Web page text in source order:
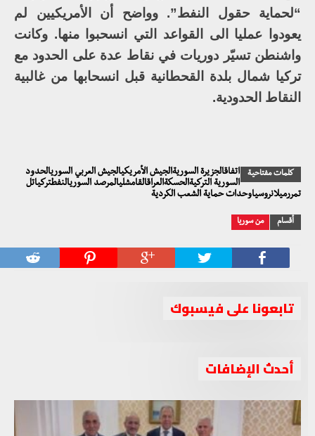
“لحماية حقول النفط”. وواضح أن الأمريكيين لم
يعودوا عمليا الى القواعد التي انسحبوا منها. وكانت
واشنطن تسيّر دوريات في نقاط عدة على الحدود مع
تركيا شمال بلدة القحطانية قبل انسحابها من غالبية
النقاط الحدودية.
كلمات مفتاحية
اتفاقالجزيرة السوريةالجيش الأمريكيالجيش العربي السوريالحدود
السورية التركيةالحسكةالعراقالقامشليالمرصد السوريالنفطتركياتل
تمررميلانروسياوحدات حماية الشعب الكردية
أقسام من سوريا
تابعونا على فيسبوك
أحدث الإضافات